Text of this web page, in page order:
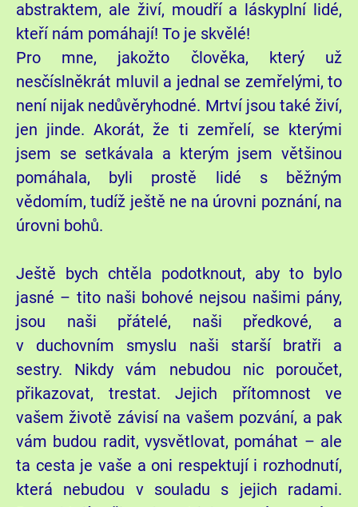
abstraktem, ale živí, moudří a láskyplní lidé,
kteří nám pomáhají! To je skvělé!
Pro mne, jakožto člověka, který už
nesčíslněkrát mluvil a jednal se zemřelými, to
není nijak nedůvěryhodné. Mrtví jsou také živí,
jen jinde. Akorát, že ti zemřelí, se kterými
jsem se setkávala a kterým jsem většinou
pomáhala, byli prostě lidé s běžným
vědomím, tudíž ještě ne na úrovni poznání, na
úrovni bohů.
Ještě bych chtěla podotknout, aby to bylo
jasné – tito naši bohové nejsou našimi pány,
jsou naši přátelé, naši předkové, a
v duchovním smyslu naši starší bratři a
sestry. Nikdy vám nebudou nic poroučet,
přikazovat, trestat. Jejich přítomnost ve
vašem životě závisí na vašem pozvání, a pak
vám budou radit, vysvětlovat, pomáhat – ale
ta cesta je vaše a oni respektují i rozhodnutí,
která nebudou v souladu s jejich radami.